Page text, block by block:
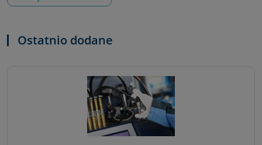
Ostatnio dodane